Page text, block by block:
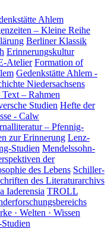
Ahlem
– Kleine Reihe
Berliner Klassik
Erinnerungskultur
Atelier Formation of
Gedenkstätte Ahlem -
Niedersachsens
– Rahmen
Studien Hefte der
- Calw
– Pfennig-
zur Erinnerung Lenz-
Studien Mendelssohn-
der
des Lebens Schiller-
des Literaturarchivs
Iaderensia TROLL
· Welten · Wissen